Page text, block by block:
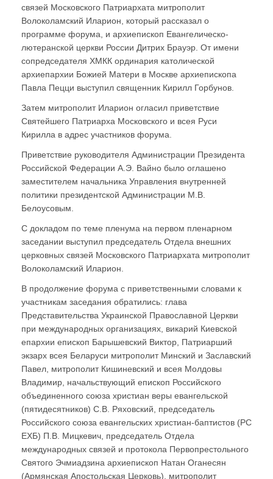
связей Московского Патриархата митрополит
Волоколамский Иларион, который рассказал о
программе форума, и архиепископ Евангелическо-
лютеранской церкви России Дитрих Брауэр. От имени
сопредседателя ХМКК ординария католической
архиепархии Божией Матери в Москве архиепископа
Павла Пецци выступил священник Кирилл Горбунов.
Затем митрополит Иларион огласил приветствие
Святейшего Патриарха Московского и всея Руси
Кирилла в адрес участников форума.
Приветствие руководителя Администрации Президента
Российской Федерации А.Э. Вайно было оглашено
заместителем начальника Управления внутренней
политики президентской Администрации М.В.
Белоусовым.
С докладом по теме пленума на первом пленарном
заседании выступил председатель Отдела внешних
церковных связей Московского Патриархата митрополит
Волоколамский Иларион.
В продолжение форума с приветственными словами к
участникам заседания обратились: глава
Представительства Украинской Православной Церкви
при международных организациях, викарий Киевской
епархии епископ Барышевский Виктор, Патриарший
экзарх всея Беларуси митрополит Минский и Заславский
Павел, митрополит Кишиневский и всея Молдовы
Владимир, начальствующий епископ Российского
объединенного союза христиан веры евангельской
(пятидесятников) С.В. Ряховский, председатель
Российского союза евангельских христиан-баптистов (РС
ЕХБ) П.В. Мицкевич, председатель Отдела
международных связей и протокола Первопрестольного
Святого Эчмиадзина архиепископ Натан Оганесян
(Армянская Апостольская Церковь), митрополит